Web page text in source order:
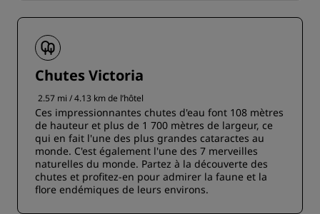
Chutes Victoria
2.57 mi / 4.13 km de l’hôtel
Ces impressionnantes chutes d'eau font 108 mètres
de hauteur et plus de 1 700 mètres de largeur, ce
qui en fait l'une des plus grandes cataractes au
monde. C'est également l'une des 7 merveilles
naturelles du monde. Partez à la découverte des
chutes et profitez-en pour admirer la faune et la
flore endémiques de leurs environs.